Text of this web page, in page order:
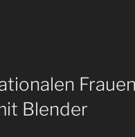
Blender